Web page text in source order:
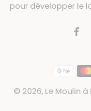
pour développer le
© 2026, Le Moulin à